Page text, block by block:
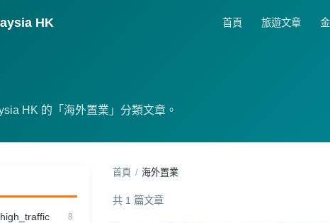
HK 首頁 旅遊文章
HK 的「海外置業」分類文章。
8
首頁 / 海外置業
共 1 篇文章